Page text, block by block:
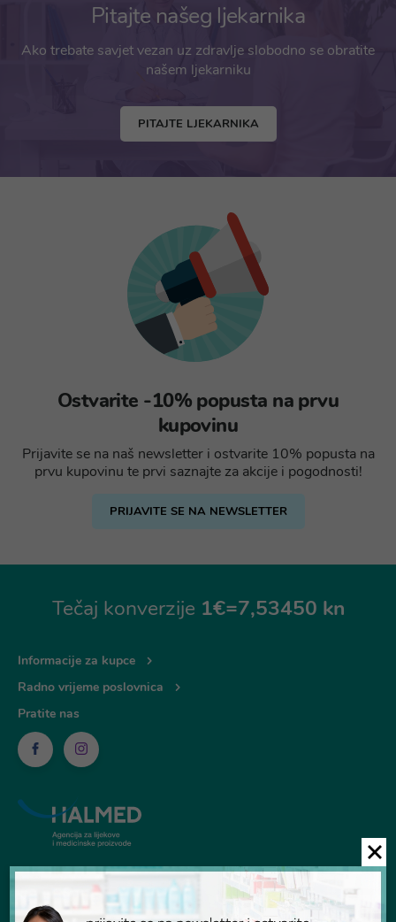
Pitajte našeg ljekarnika
Ako trebate savjet vezan uz zdravlje slobodno se obratite
našem ljekarniku
PITAJTE LJEKARNIKA
Ostvarite -10% popusta na prvu
kupovinu
Prijavite se na naš newsletter i ostvarite 10% popusta na
prvu kupovinu te prvi saznajte za akcije i pogodnosti!
PRIJAVITE SE NA NEWSLETTER
Tečaj konverzije 1€=7,53450 kn
Informacije za kupce
Radno vrijeme poslovnica
Pratite nas